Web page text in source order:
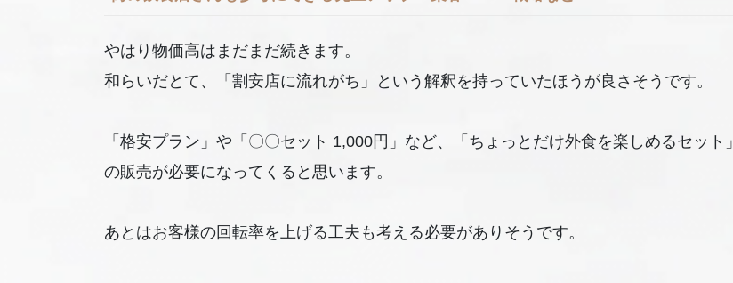
やはり物価高はまだまだ続きます。
和らいだとて、「割安店に流れがち」という解釈を持っていたほうが良さそうです。
「格安プラン」や「〇〇セット 1,000円」など、「ちょっとだけ外食を楽しめるセット」
の販売が必要になってくると思います。
あとはお客様の回転率を上げる工夫も考える必要がありそうです。